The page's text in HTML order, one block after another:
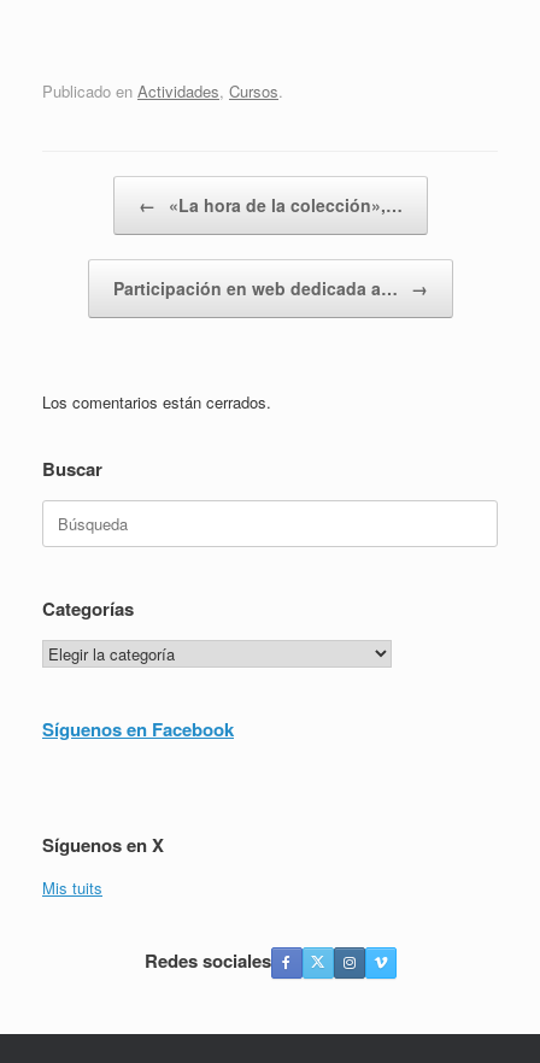
Publicado en Actividades, Cursos.
← «La hora de la colección»,…
Participación en web dedicada a… →
Los comentarios están cerrados.
Buscar
Categorías
Categorías
Síguenos en Facebook
Síguenos en X
Mis tuits
Redes sociales